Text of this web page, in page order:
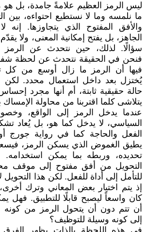
ليس الرمز العظيم علامةً جامدة، بل هو
ما نلمسه وما لا نستطيع احتواءه، بين
والأفق المفتوح الذي يتجاوزها. إنه
الجاهز، بل يفتح إمكانية المعنى، ولا
سؤالًا. لذلك، حين نتحدث عن الرمز
فنحن في الحقيقة نتحدث عن لحظة
فيها أن الرمز ما زال أوسع من كل
يُختزل بعد داخل استعمال محدد. لكن
حالة حقيقية ثابتة، أم أنها مجرد
يتلاشى كلما اقتربنا من محاولة الإمساك
عندما يدخل الرمز إلى الواقع،
السياسي، لا يدخل كما هو، بل يُعاد
الفعل والحاجة كما في رواية جورج
يطيق الغموض الذي يسكن الرمز،
تحديده، وربطه بما يمكن استخدامه.
التحويل من أفق مفتوح إلى موقف
للتأمل إلى أداة للفعل. لكن هذا التحويل
إذ يتم اختيار بعض المعاني وترك
كان واسعاً ليصبح قابلًا للتطبيق. فهل
أن تتم دون أن يتحول الرمز من كونه
إلى كونه وسيلة للتوظيف؟